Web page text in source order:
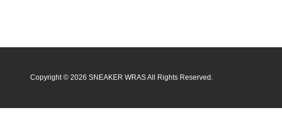
Copyright © 2026 SNEAKER WRASAll Rights Reserved.